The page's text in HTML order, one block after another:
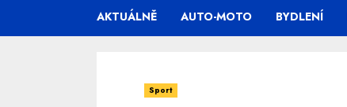
AKTUÁLNĚ AUTO-MOTO BYDLENÍ
Sport